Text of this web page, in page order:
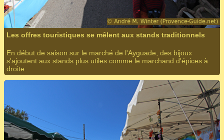
Les offres touristiques se mêlent aux stands traditionnels
En début de saison sur le marché de l'Ayguade, des bijoux
s'ajoutent aux stands plus utiles comme le marchand d'épices à
droite.